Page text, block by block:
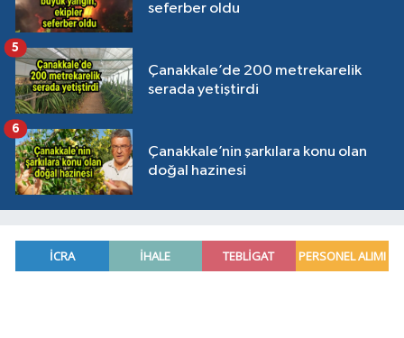
seferber oldu
Çanakkale’de 200 metrekarelik
serada yetiştirdi
5
Çanakkale’nin şarkılara konu olan
doğal hazinesi
6